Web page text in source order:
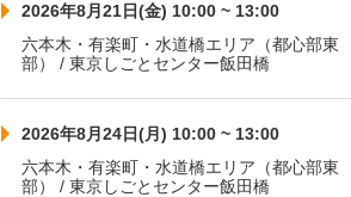
2026年8月21日(金) 10:00 ~ 13:00
六本木・有楽町・水道橋エリア（都心部東
部） / 東京しごとセンター飯田橋
2026年8月24日(月) 10:00 ~ 13:00
六本木・有楽町・水道橋エリア（都心部東
部） / 東京しごとセンター飯田橋